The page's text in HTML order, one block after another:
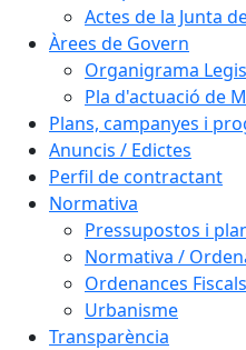
Actes de la Junta
Àrees de Govern
Organigrama
Pla d'actuació de
Plans, campanyes i
Anuncis / Edictes
Perfil de contractant
Normativa
Pressupostos i
Normativa /
Ordenances Fiscals
Urbanisme
Transparència